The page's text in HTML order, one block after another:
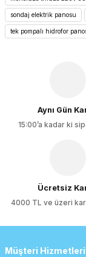
Ürün resmi
Ürün
sondaj elektrik panosu
tek pompalı hidrofor
Aynı Gün
15:00’a kadar ki
Ücretsiz
4000 TL ve üzeri
Müşteri Hizmetleri